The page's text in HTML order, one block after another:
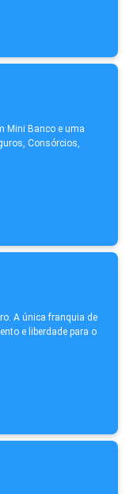
Mini Banco e uma
Consórcios,
A única franquia de
e liberdade para o